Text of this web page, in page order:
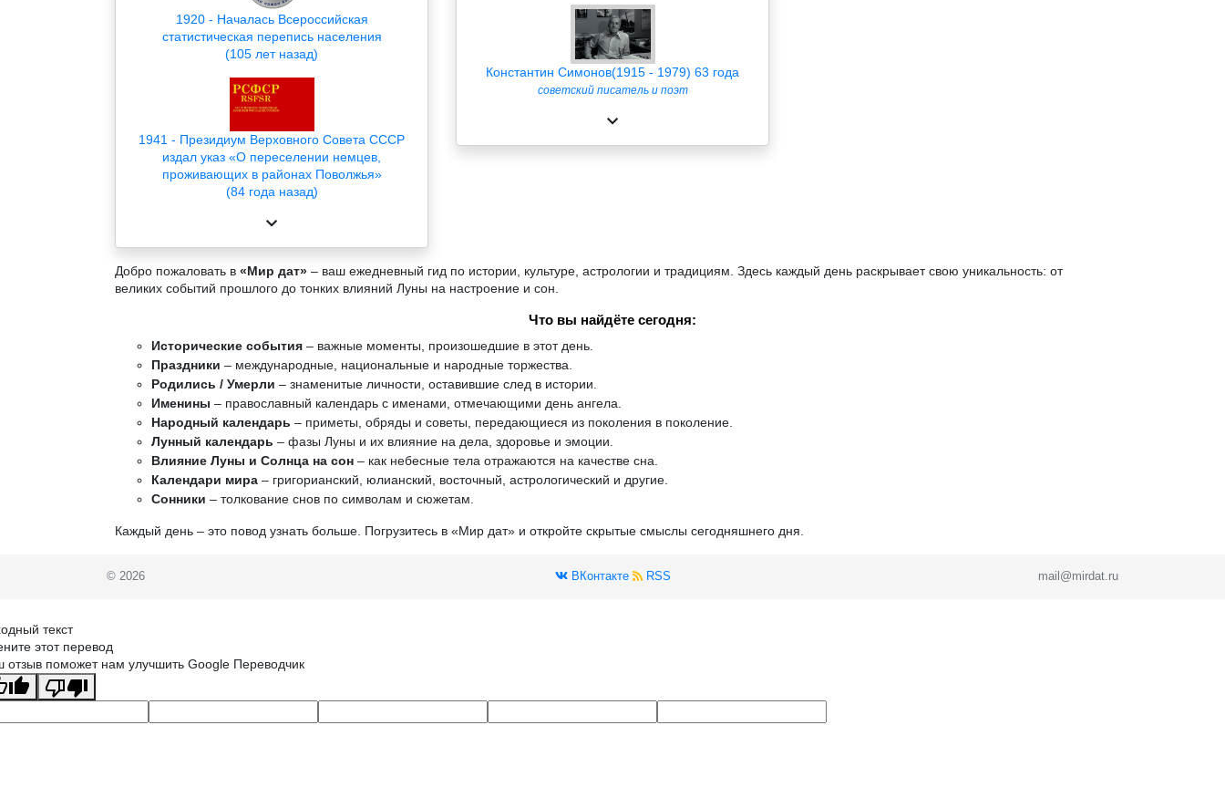
1920 - Началась Всероссийская
статистическая перепись населения
(105 лет назад)
1941 - Президиум Верховного Совета СССР
издал указ «О переселении немцев,
проживающих в районах Поволжья»
(84 года назад)
Константин Симонов(1915 - 1979) 63 года
советский писатель и поэт
Добро пожаловать в «Мир дат» – ваш ежедневный гид по истории, культуре, астрологии и традициям. Здесь каждый день раскрывает свою уникальность: от
великих событий прошлого до тонких влияний Луны на настроение и сон.
Что вы найдёте сегодня:
Исторические события – важные моменты, произошедшие в этот день.
Праздники – международные, национальные и народные торжества.
Родились / Умерли – знаменитые личности, оставившие след в истории.
Именины – православный календарь с именами, отмечающими день ангела.
Народный календарь – приметы, обряды и советы, передающиеся из поколения в поколение.
Лунный календарь – фазы Луны и их влияние на дела, здоровье и эмоции.
Влияние Луны и Солнца на сон – как небесные тела отражаются на качестве сна.
Календари мира – григорианский, юлианский, восточный, астрологический и другие.
Сонники – толкование снов по символам и сюжетам.
Каждый день – это повод узнать больше. Погрузитесь в «Мир дат» и откройте скрытые смыслы сегодняшнего дня.
© 2026 ВКонтакте RSS mail@mirdat.ru
текст
этот перевод
отзыв поможет нам улучшить Google Переводчик